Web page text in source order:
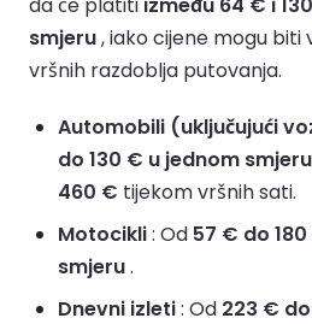
smjeru, iako cijene mogu biti
vršnih razdoblja putovanja.
Automobili (uključujući
do 130 € u jednom smjeru
460 € tijekom vršnih sati.
Motocikli: Od 57 € do
smjeru.
Dnevni izleti: Od 223 €